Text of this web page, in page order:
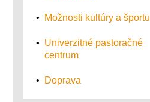
• Možnosti kultúry a športu
• Univerzitné pastoračné
centrum
• Doprava